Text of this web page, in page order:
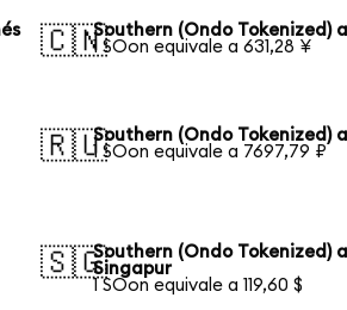
🇨🇳Southern (Ondo Tokenized)
1 SOon equivale a 631,28 ¥
🇷🇺Southern (Ondo Tokenized)
1 SOon equivale a 7697,79 ₽
🇸🇬Southern (Ondo Tokenized)
Singapur
1 SOon equivale a 119,60 $